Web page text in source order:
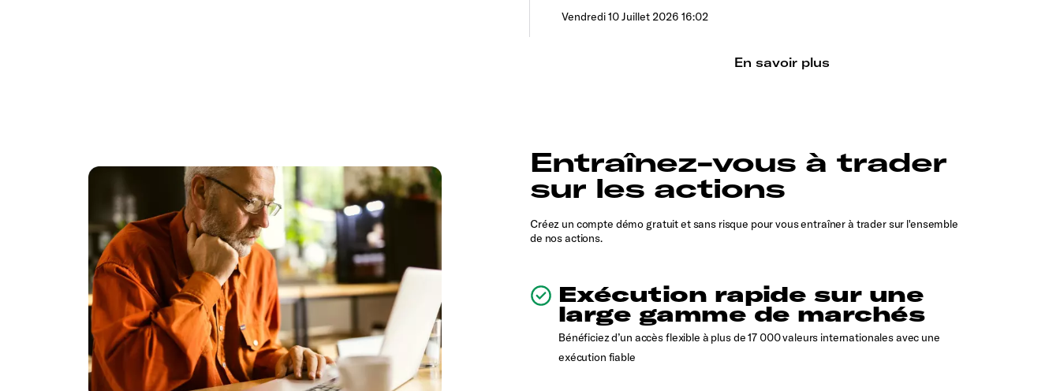
Vendredi 10 Juillet 2026 16:02
En savoir plus
Entraînez-vous à trader
sur les actions
Créez un compte démo gratuit et sans risque pour vous entraîner à trader sur l'ensemble
de nos actions.
Exécution rapide sur une
large gamme de marchés
Bénéficiez d’un accès flexible à plus de 17 000 valeurs internationales avec une
exécution fiable